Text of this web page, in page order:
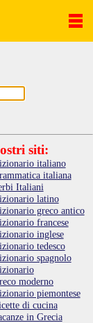
siti:
italiano
italiana
Italiani
latino
greco antico
francese
inglese
tedesco
spagnolo
moderno
piemontese
di cucina
in Grecia